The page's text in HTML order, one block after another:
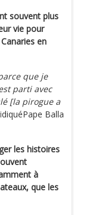
souvent plus
vie pour
en
que je
parti avec
[la pirogue a
Balla
les histoires
à
que les